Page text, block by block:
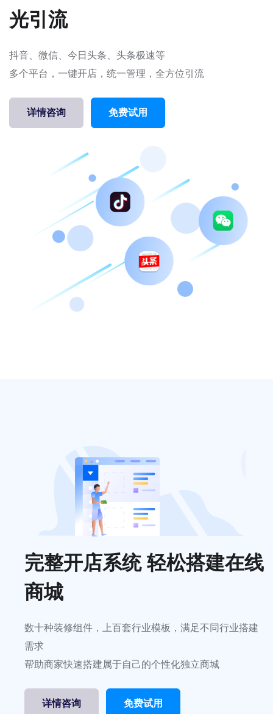
光引流
抖音、微信、今日头条、头条极速等
多个平台，一键开店，统一管理，全方位引流
详情咨询 免费试用
完整开店系统 轻松搭建在线
商城
数十种装修组件，上百套行业模板，满足不同行业搭建
需求
帮助商家快速搭建属于自己的个性化独立商城
详情咨询 免费试用